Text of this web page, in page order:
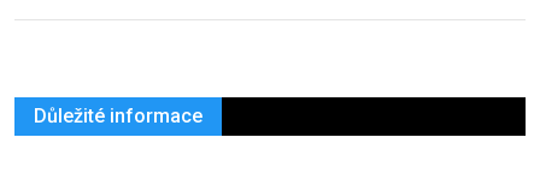
Důležité informace